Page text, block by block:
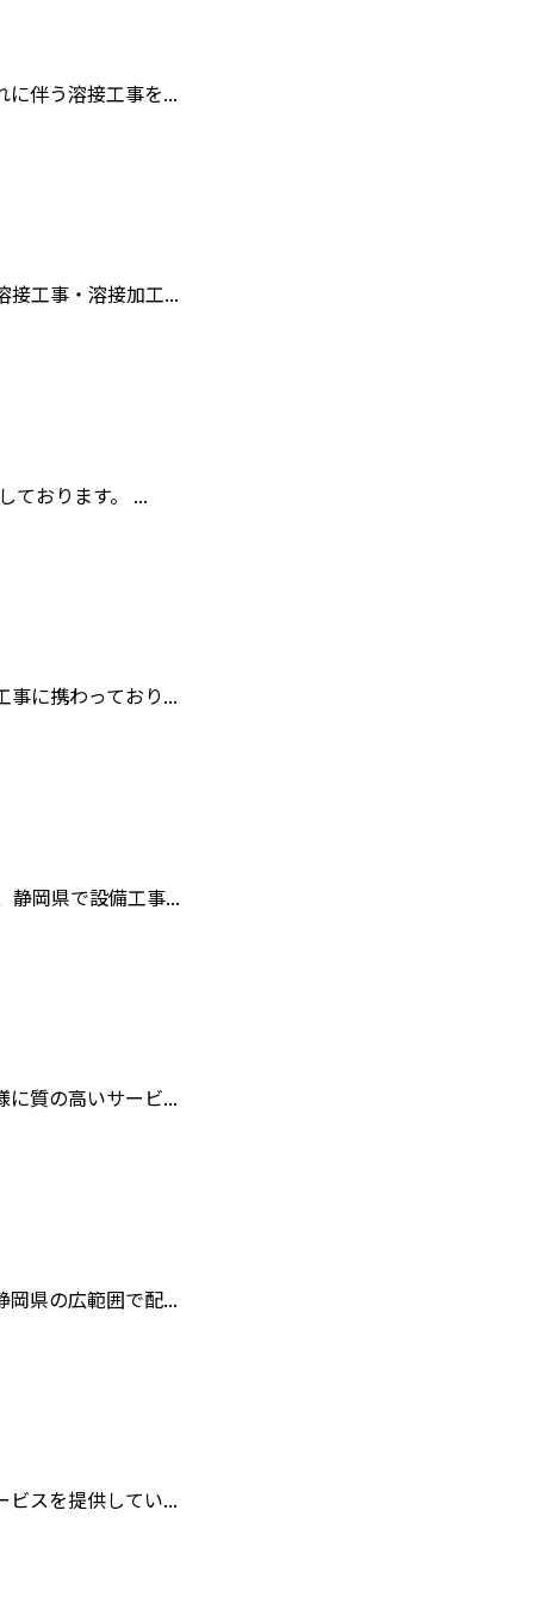
に伴う溶接工事を...
接工事・溶接加工...
ております。 ...
事に携わっており...
静岡県で設備工事...
に質の高いサービ...
岡県の広範囲で配...
ビスを提供してい...